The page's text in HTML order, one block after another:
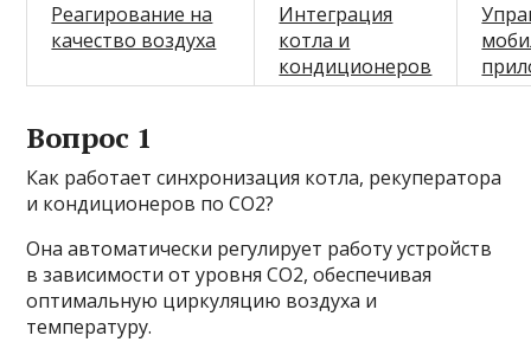
Реагирование на
качество воздуха
Интеграция
котла и
кондиционеров
Вопрос 1
Как работает синхронизация котла, рекуператора
и кондиционеров по CO2?
Она автоматически регулирует работу устройств
в зависимости от уровня СО2, обеспечивая
оптимальную циркуляцию воздуха и
температуру.